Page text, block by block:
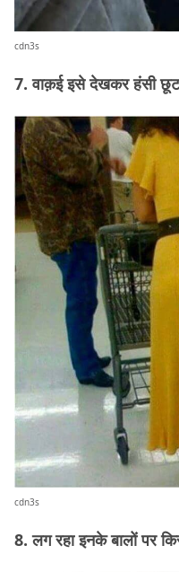
cdn3s
7. वाक़ई इसे देखकर हंसी
cdn3s
8. लग रहा इनके बालों पर